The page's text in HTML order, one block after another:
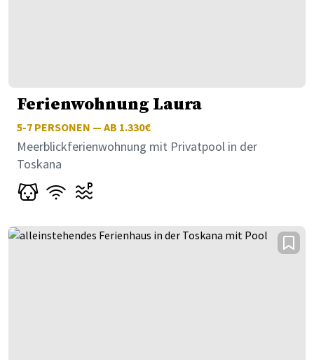
Ferienwohnung Laura
5-7 PERSONEN — AB 1.330€
Meerblickferienwohnung mit Privatpool in der
Toskana